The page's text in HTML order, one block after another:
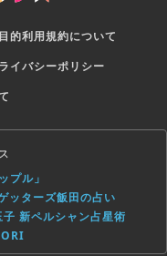
的利用規約について
イバシーポリシー
プル」
ッターズ飯田の占い
子 新ペルシャン占星術